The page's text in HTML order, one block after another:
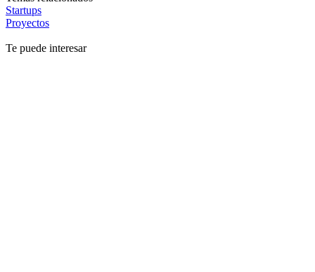
Startups
Proyectos
Te puede interesar